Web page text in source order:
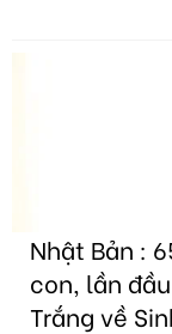
Nhật Bản :
con, lần
Trắng về